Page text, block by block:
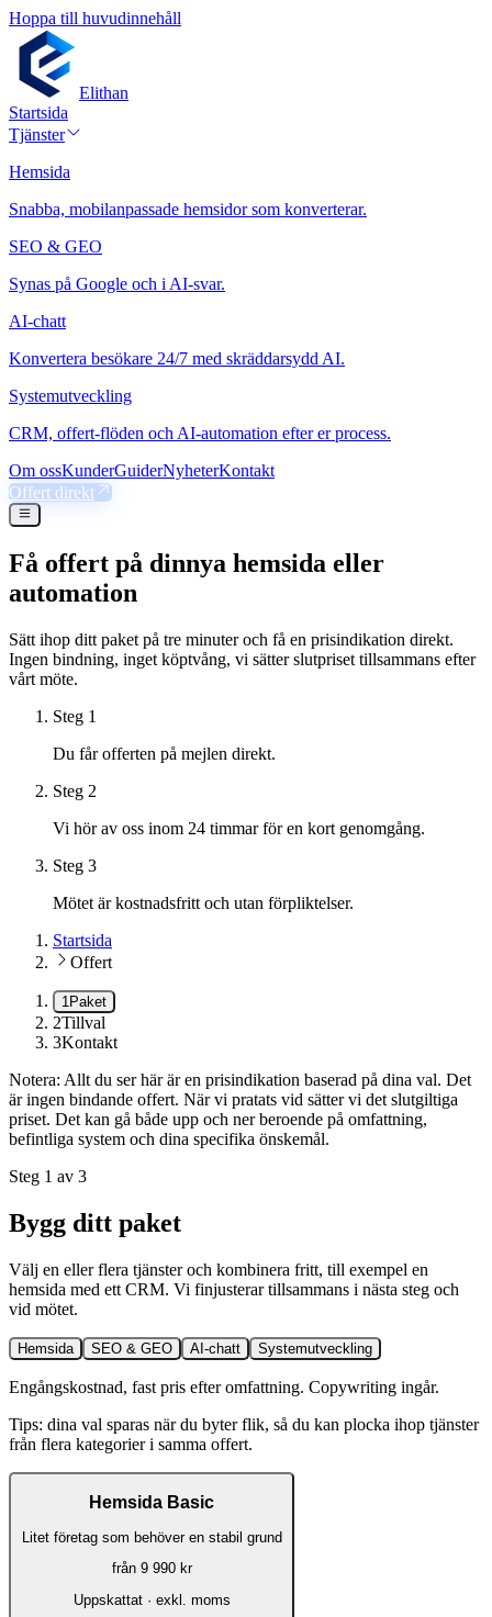
Hoppa till huvudinnehåll
Elithan
Startsida
Tjänster
Hemsida
Snabba, mobilanpassade hemsidor som konverterar.
SEO & GEO
Synas på Google och i AI-svar.
AI-chatt
Konvertera besökare 24/7 med skräddarsydd AI.
Systemutveckling
CRM, offert-flöden och AI-automation efter er process.
Om ossKunderGuiderNyheterKontakt
Offert direkt
Få offert på dinnya hemsida eller
automation
Sätt ihop ditt paket på tre minuter och få en prisindikation direkt.
Ingen bindning, inget köptvång, vi sätter slutpriset tillsammans efter
vårt möte.
Steg 1
Du får offerten på mejlen direkt.
Steg 2
Vi hör av oss inom 24 timmar för en kort genomgång.
Steg 3
Mötet är kostnadsfritt och utan förpliktelser.
Startsida
Offert
1Paket
2Tillval
3Kontakt
Notera: Allt du ser här är en prisindikation baserad på dina val. Det
är ingen bindande offert. När vi pratats vid sätter vi det slutgiltiga
priset. Det kan gå både upp och ner beroende på omfattning,
befintliga system och dina specifika önskemål.
Steg 1 av 3
Bygg ditt paket
Välj en eller flera tjänster och kombinera fritt, till exempel en
hemsida med ett CRM. Vi finjusterar tillsammans i nästa steg och
vid mötet.
Hemsida SEO & GEO AI-chatt Systemutveckling
Engångskostnad, fast pris efter omfattning. Copywriting ingår.
Tips: dina val sparas när du byter flik, så du kan plocka ihop tjänster
från flera kategorier i samma offert.
Hemsida Basic
Litet företag som behöver en stabil grund
från 9 990 kr
Uppskattat · exkl. moms